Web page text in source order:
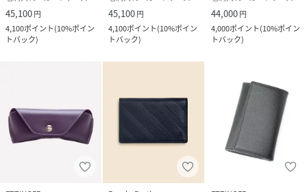
45,100円
4,100ポイント(10%ポイン
トバック)
45,100円
4,100ポイント(10%ポイン
トバック)
44,000円
4,000ポイント(10%ポイン
トバック)